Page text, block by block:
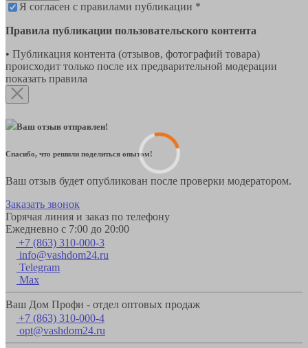
Я согласен с правилами публикации *
Правила публикации пользовательского контента
• Публикация контента (отзывов, фотографий товара)
происходит только после их предварительной модерации
показать правила
Ваш отзыв отправлен!
Спасибо, что решили поделиться опытом!
Ваш отзыв будет опубликован после проверки модератором.
Заказать звонок
Горячая линия и заказ по телефону
Ежедневно с 7:00 до 20:00
+7 (863) 310-000-3
info@vashdom24.ru
Telegram
Max
Ваш Дом Профи - отдел оптовых продаж
+7 (863) 310-000-4
opt@vashdom24.ru